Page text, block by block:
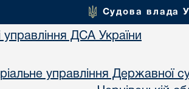
Судова влада
управління ДСА України
управління Державної